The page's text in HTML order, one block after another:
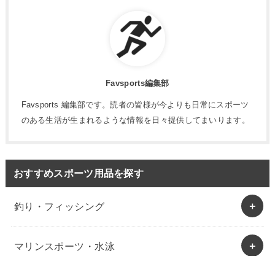
Favsports編集部
Favsports 編集部です。読者の皆様が今よりも日常にスポーツ
のある生活が生まれるような情報を日々提供してまいります。
おすすめスポーツ用品を探す
釣り・フィッシング
マリンスポーツ・水泳